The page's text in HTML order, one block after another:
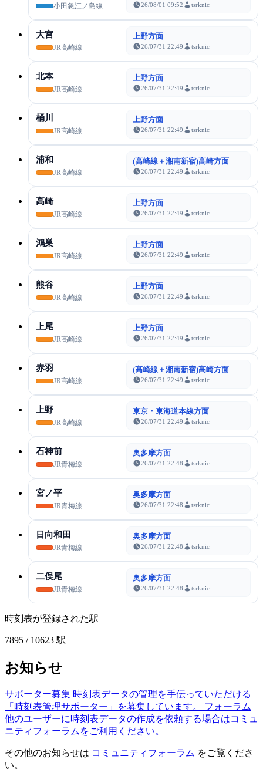
小田急江ノ島線 26/08/01 09:52 tsrknic
大宮
JR高崎線
上野方面
26/07/31 22:49 tsrknic
北本
JR高崎線
上野方面
26/07/31 22:49 tsrknic
桶川
JR高崎線
上野方面
26/07/31 22:49 tsrknic
浦和
JR高崎線
(高崎線＋湘南新宿)高崎方面
26/07/31 22:49 tsrknic
高崎
JR高崎線
上野方面
26/07/31 22:49 tsrknic
鴻巣
JR高崎線
上野方面
26/07/31 22:49 tsrknic
熊谷
JR高崎線
上野方面
26/07/31 22:49 tsrknic
上尾
JR高崎線
上野方面
26/07/31 22:49 tsrknic
赤羽
JR高崎線
(高崎線＋湘南新宿)高崎方面
26/07/31 22:49 tsrknic
上野
JR高崎線
東京・東海道本線方面
26/07/31 22:49 tsrknic
石神前
JR青梅線
奥多摩方面
26/07/31 22:48 tsrknic
宮ノ平
JR青梅線
奥多摩方面
26/07/31 22:48 tsrknic
日向和田
JR青梅線
奥多摩方面
26/07/31 22:48 tsrknic
二俣尾
JR青梅線
奥多摩方面
26/07/31 22:48 tsrknic
時刻表が登録された駅
7895 / 10623 駅
お知らせ
サポーター募集 時刻表データの管理を手伝っていただける
「時刻表管理サポーター」を募集しています。
フォーラム
他のユーザーに時刻表データの作成を依頼する場合はコミュ
ニティフォーラムをご利用ください。
その他のお知らせは コミュニティフォーラム をご覧くださ
い。